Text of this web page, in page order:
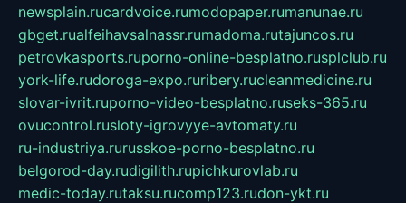
newsplain.rucardvoice.rumodopaper.rumanunae.ru
gbget.rualfeihavsalnassr.rumadoma.rutajuncos.ru
petrovkasports.ruporno-online-besplatno.rusplclub.ru
york-life.rudoroga-expo.ruribery.rucleanmedicine.ru
slovar-ivrit.ruporno-video-besplatno.ruseks-365.ru
ovucontrol.rusloty-igrovyye-avtomaty.ru
ru-industriya.rurusskoe-porno-besplatno.ru
belgorod-day.rudigilith.rupichkurovlab.ru
medic-today.rutaksu.rucomp123.rudon-ykt.ru